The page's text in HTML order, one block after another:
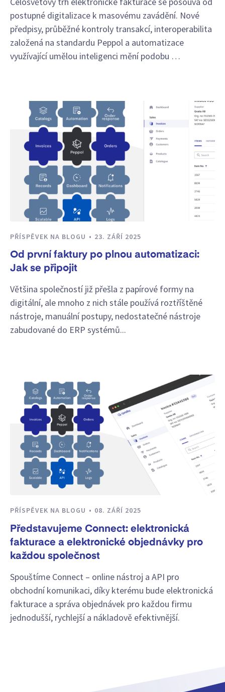
postupné digitalizace k masovému zavádění. Nové
předpisy, průběžné kontroly transakcí, interoperabilita
založená na standardu Peppol a automatizace
využívající umělou inteligenci mění podobu …
PŘÍSPĚVEK NA BLOGU 23. ZÁŘÍ 2025
Od první faktury po plnou automatizaci:
Jak se připojit
Většina společností již přešla z papírové formy na
digitální, ale mnoho z nich stále používá roztříštěné
nástroje, manuální postupy, nedostatečné nástroje
zabudované do ERP systémů...
PŘÍSPĚVEK NA BLOGU 08. ZÁŘÍ 2025
Představujeme Connect: elektronická
fakturace a elektronické objednávky pro
každou společnost
Spouštíme Connect – online nástroj a API pro
obchodní komunikaci, díky kterému bude elektronická
fakturace a správa objednávek pro každou firmu
jednodušší, rychlejší a nákladově efektivnější.